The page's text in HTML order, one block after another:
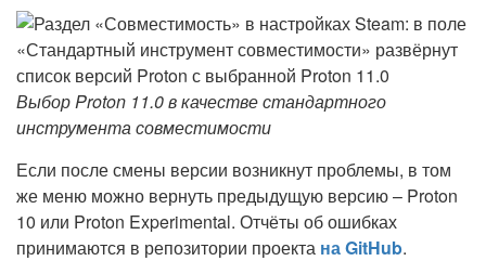
Выбор Proton 11.0 в качестве стандартного
инструмента совместимости
Если после смены версии возникнут проблемы, в том
же меню можно вернуть предыдущую версию – Proton
10 или Proton Experimental. Отчёты об ошибках
принимаются в репозитории проекта на GitHub.